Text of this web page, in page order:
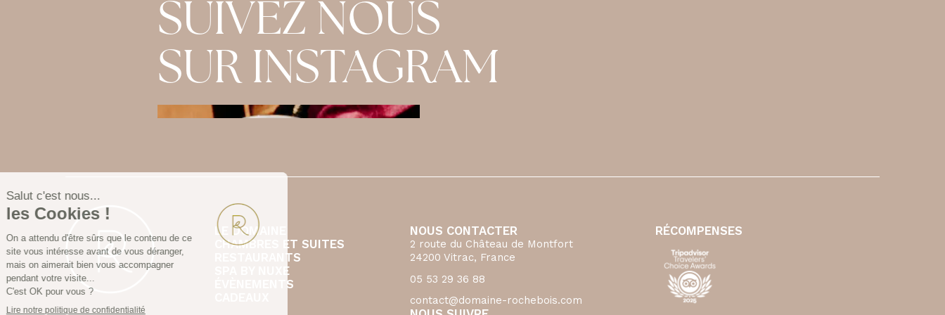
SUIVEZ NOUS
SUR INSTAGRAM
LE DOMAINE
CHAMBRES ET SUITES
RESTAURANTS
SPA BY NUXE
ÉVÈNEMENTS
NOUS CONTACTER
2 route du Château de Montfort
24200 Vitrac, France
05 53 29 36 88
contact@domaine-rochebois.com
RÉCOMPENSES